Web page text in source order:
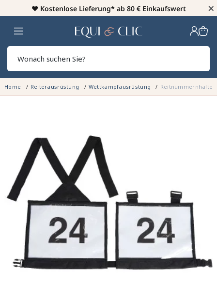
♥️ Kostenlose Lieferung* ab 80 € Einkaufswert ×
Heim
Home Reiterausrüstung Wettkampfausrüstung Reitnummernhalter